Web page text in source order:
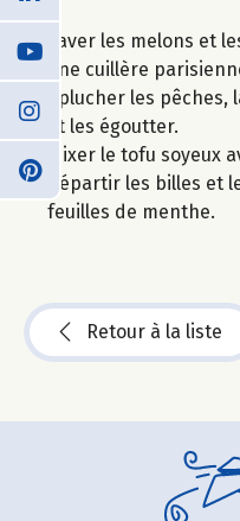
Laver les melons et
une cuillère
Eplucher les
et les égoutter.
Mixer le tofu soyeux
Répartir les billes et
feuilles de menthe.
Retour à la liste